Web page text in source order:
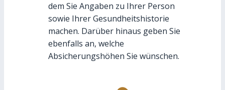
dem Sie Angaben zu Ihrer Person
sowie Ihrer Gesundheitshistorie
machen. Darüber hinaus geben Sie
ebenfalls an, welche
Absicherungshöhen Sie wünschen.